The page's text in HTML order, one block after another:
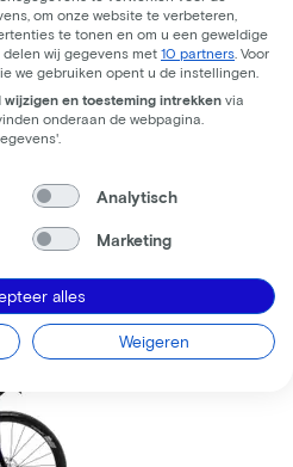
Gen 2 (2026)
om onze website te verbeteren,
te tonen en om u een geweldige
wij gegevens met 10 partners . Voor
we gebruiken opent u de instellingen.
wijzigen en toesteming intrekken via
onderaan de webpagina.
Analytisch
Marketing
alles
Weigeren